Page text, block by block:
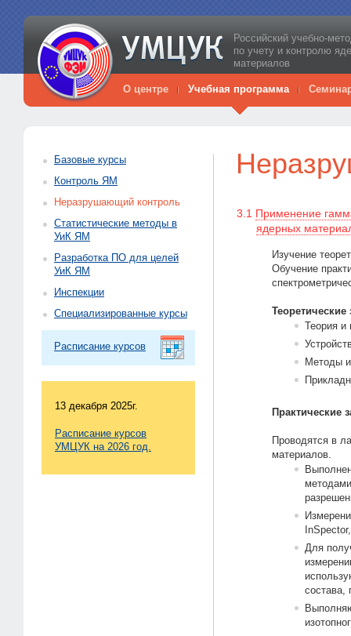
Российский учебно-
по учету и контролю
материалов
О центре Учебная программа
3.1 Применение
ядерных
Изучение
Обучение
Теоретические
Теория и
Методы
Практические
Проводятся в
материалов.
Для
состава,
Базовые курсы
Контроль ЯМ
Неразрушающий контроль
Статистические методы в
УиК ЯМ
Разработка ПО для целей
УиК ЯМ
Инспекции
Специализированные курсы
Расписание курсов
13 декабря 2025г.
Расписание курсов
УМЦУК на 2026 год.